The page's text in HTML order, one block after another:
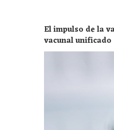
El impulso de la
vacunal unificado